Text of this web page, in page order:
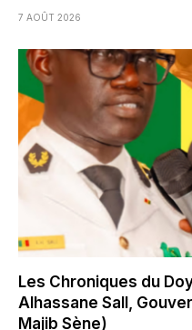
7 AOÛT 2026
Les Chroniques du
Alhassane Sall,
Majib Sène)